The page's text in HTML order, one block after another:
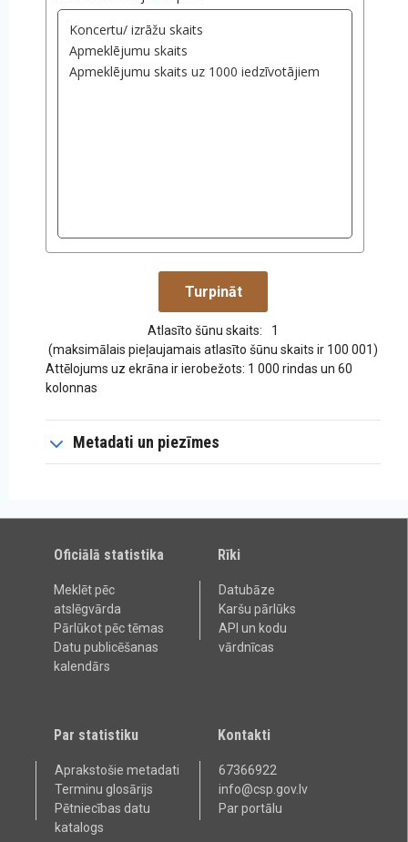
Atlasīto šūnu skaits:
1
(maksimālais pieļaujamais atlasīto šūnu skaits ir 100 001)
Attēlojums uz ekrāna ir ierobežots: 1 000 rindas un 60
kolonnas
Metadati un piezīmes
Oficiālā statistika
Meklēt pēc
atslēgvārda
Pārlūkot pēc tēmas
Datu publicēšanas
kalendārs
Rīki
Datubāze
Karšu pārlūks
API un kodu
vārdnīcas
Par statistiku
Aprakstošie metadati
Terminu glosārijs
Pētniecības datu
katalogs
Kontakti
67366922
info@csp.gov.lv
Par portālu